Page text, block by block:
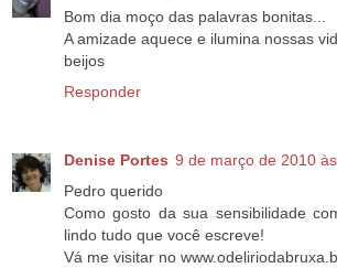
Bom dia moço das palavras bonitas...
A amizade aquece e ilumina nossas
beijos
Responder
Denise Portes 9 de março de 2010
Pedro querido
Como gosto da sua sensibilidade
lindo tudo que você escreve!
Vá me visitar no